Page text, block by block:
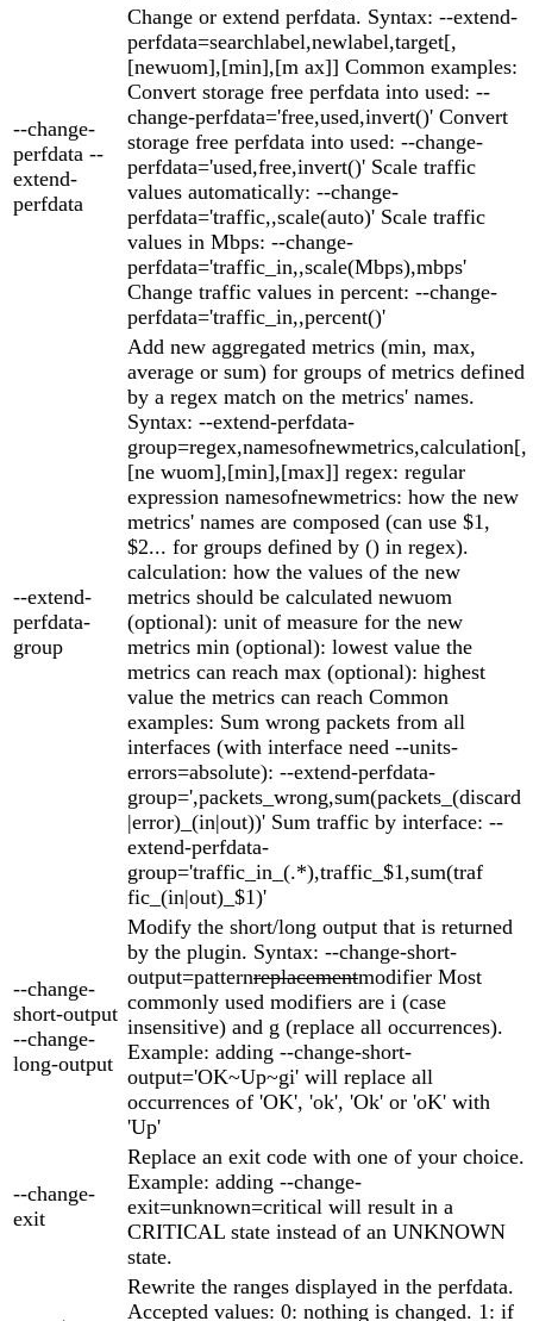
--change-
perfdata --
extend-
perfdata
Change or extend perfdata. Syntax: --extend-
perfdata=searchlabel,newlabel,target[,
[newuom],[min],[m ax]] Common examples:
Convert storage free perfdata into used: --
change-perfdata='free,used,invert()' Convert
storage free perfdata into used: --change-
perfdata='used,free,invert()' Scale traffic
values automatically: --change-
perfdata='traffic,,scale(auto)' Scale traffic
values in Mbps: --change-
perfdata='traffic_in,,scale(Mbps),mbps'
Change traffic values in percent: --change-
perfdata='traffic_in,,percent()'
--extend-
perfdata-
group
Add new aggregated metrics (min, max,
average or sum) for groups of metrics defined
by a regex match on the metrics' names.
Syntax: --extend-perfdata-
group=regex,namesofnewmetrics,calculation[,
[ne wuom],[min],[max]] regex: regular
expression namesofnewmetrics: how the new
metrics' names are composed (can use $1,
$2... for groups defined by () in regex).
calculation: how the values of the new
metrics should be calculated newuom
(optional): unit of measure for the new
metrics min (optional): lowest value the
metrics can reach max (optional): highest
value the metrics can reach Common
examples: Sum wrong packets from all
interfaces (with interface need --units-
errors=absolute): --extend-perfdata-
group=',packets_wrong,sum(packets_(discard
|error)_(in|out))' Sum traffic by interface: --
extend-perfdata-
group='traffic_in_(.*),traffic_$1,sum(traf
fic_(in|out)_$1)'
--change-
short-output
--change-
long-output
Modify the short/long output that is returned
by the plugin. Syntax: --change-short-
output=patternreplacementmodifier Most
commonly used modifiers are i (case
insensitive) and g (replace all occurrences).
Example: adding --change-short-
output='OK~Up~gi' will replace all
occurrences of 'OK', 'ok', 'Ok' or 'oK' with
'Up'
--change-
exit
Replace an exit code with one of your choice.
Example: adding --change-
exit=unknown=critical will result in a
CRITICAL state instead of an UNKNOWN
state.
Rewrite the ranges displayed in the perfdata.
Accepted values: 0: nothing is changed. 1: if